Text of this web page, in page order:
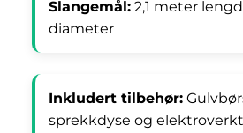
Slangemål:2,1 meter
diameter
Inkludert tilbehør:
sprekkdyse og